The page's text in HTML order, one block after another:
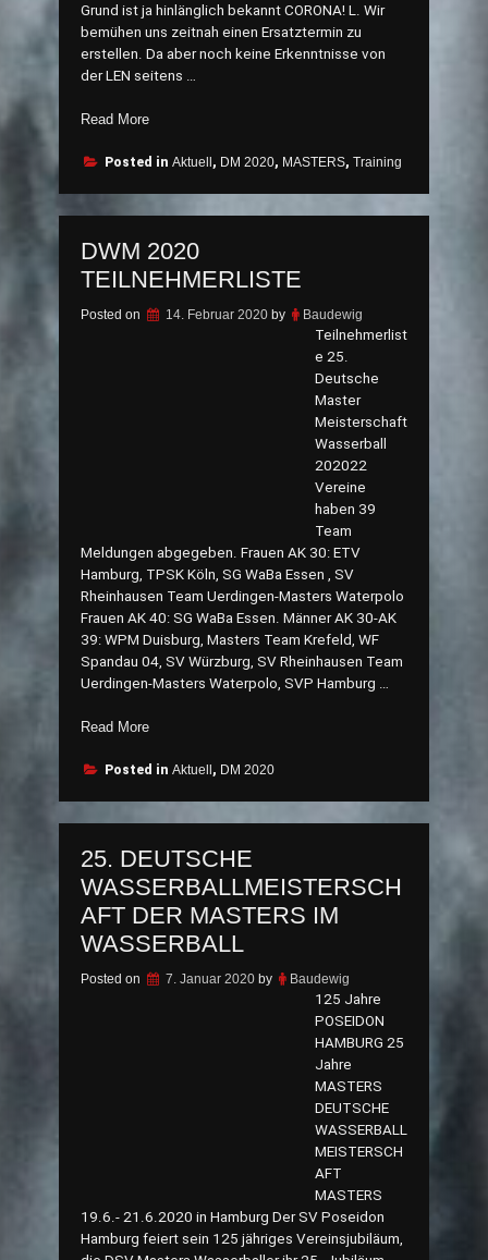
Grund ist ja hinlänglich bekannt CORONA! L. Wir
bemühen uns zeitnah einen Ersatztermin zu
erstellen. Da aber noch keine Erkenntnisse von
der LEN seitens …
Read More„Keine
Wasserball
Posted in Aktuell , DM 2020, MASTERS, Training
DWM 2020
TEILNEHMERLISTE
Posted on 14. Februar 2020by Baudewig
Teilnehmerlist
e 25.
Deutsche
Master
Meisterschaft
Wasserball
202022
Vereine
haben 39
Team
Meldungen abgegeben. Frauen AK 30: ETV
Hamburg, TPSK Köln, SG WaBa Essen , SV
Rheinhausen Team Uerdingen-Masters Waterpolo
Frauen AK 40: SG WaBa Essen. Männer AK 30-AK
39: WPM Duisburg, Masters Team Krefeld, WF
Spandau 04, SV Würzburg, SV Rheinhausen Team
Uerdingen-Masters Waterpolo, SVP Hamburg …
Read More„DWM
Teilnehmerliste“
Posted in Aktuell , DM 2020
25. DEUTSCHE
WASSERBALLMEISTERSCH
AFT DER MASTERS IM
WASSERBALL
Posted on 7. Januar 2020by Baudewig
125 Jahre
POSEIDON
HAMBURG 25
Jahre
MASTERS
DEUTSCHE
WASSERBALL
MEISTERSCH
AFT
MASTERS
19.6.- 21.6.2020 in Hamburg Der SV Poseidon
Hamburg feiert sein 125 jähriges Vereinsjubiläum,